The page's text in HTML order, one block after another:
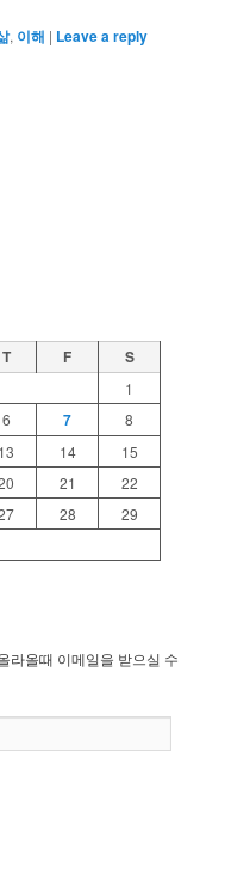
, 이해 | Leave a reply
T F S
1
6 7
8
13 14
15
21
22
28
29
라올때 이메일을 받으실 수